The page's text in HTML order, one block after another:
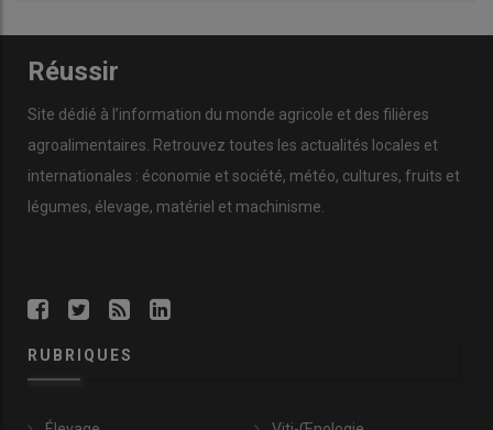
Réussir
Site dédié à l’information du monde agricole et des filières
agroalimentaires. Retrouvez toutes les actualités locales et
internationales : économie et société, météo, cultures, fruits et
légumes, élevage, matériel et machinisme.
RUBRIQUES